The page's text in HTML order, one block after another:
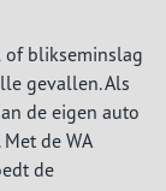
of blikseminslag
gevallen. Als
de eigen auto
de WA
de